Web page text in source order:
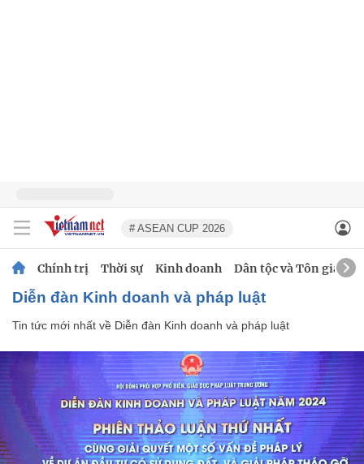
# ASEAN CUP 2026
Chính trị Thời sự Kinh doanh Dân tộc và Tôn giáo
Diễn đàn Kinh doanh và pháp luật
Tin tức mới nhất về Diễn đàn Kinh doanh và pháp luật